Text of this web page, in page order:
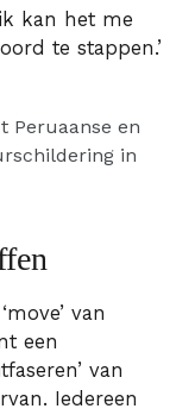
kan het me
te stappen.’
Peruaanse en
in
van
een
van
Iedereen